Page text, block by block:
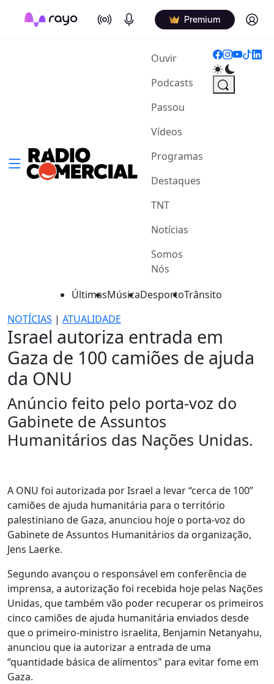
On Air Podcasts Premium Log in
Ouvir(current)
Podcasts
Passou
Vídeos
Programas
Destaques
TNT
Notícias
Somos
Nós
ÚltimasMúsicaDesportoTrânsito
NOTÍCIAS | ATUALIDADE
Israel autoriza entrada em
Gaza de 100 camiões de ajuda
da ONU
Anúncio feito pelo porta-voz do
Gabinete de Assuntos
Humanitários das Nações Unidas.
A ONU foi autorizada por Israel a levar “cerca de 100”
camiões de ajuda humanitária para o território
palestiniano de Gaza, anunciou hoje o porta-voz do
Gabinete de Assuntos Humanitários da organização,
Jens Laerke.
Segundo avançou o responsável em conferência de
imprensa, a autorização foi recebida hoje pelas Nações
Unidas, que também vão poder recuperar os primeiros
cinco camiões de ajuda humanitária enviados desde
que o primeiro-ministro israelita, Benjamin Netanyahu,
anunciou que ia autorizar a entrada de uma
“quantidade básica de alimentos" para evitar fome em
Gaza.